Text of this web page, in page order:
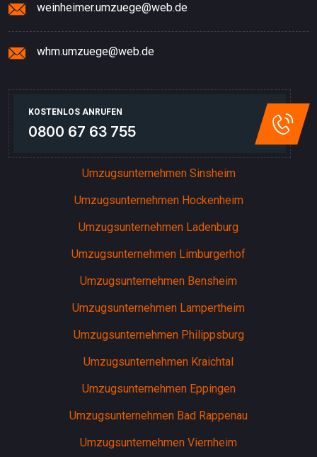
weinheimer.umzuege@web.de
whm.umzuege@web.de
KOSTENLOS ANRUFEN
0800 67 63 755
Umzugsunternehmen Sinsheim
Umzugsunternehmen Hockenheim
Umzugsunternehmen Ladenburg
Umzugsunternehmen Limburgerhof
Umzugsunternehmen Bensheim
Umzugsunternehmen Lampertheim
Umzugsunternehmen Philippsburg
Umzugsunternehmen Kraichtal
Umzugsunternehmen Eppingen
Umzugsunternehmen Bad Rappenau
Umzugsunternehmen Viernheim